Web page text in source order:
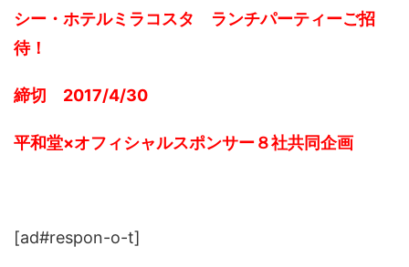
シー・ホテルミラコスタ ランチパーティーご招
待！
締切 2017/4/30
平和堂×オフィシャルスポンサー８社共同企画
[ad#respon-o-t]